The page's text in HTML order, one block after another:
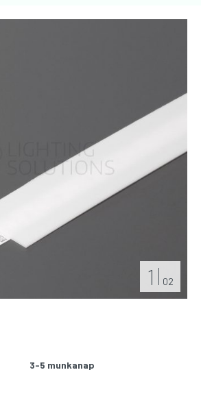
1 02
3-5 munkanap